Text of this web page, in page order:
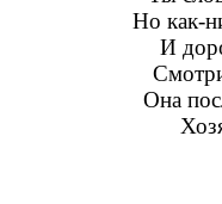
Но как-
И
Она